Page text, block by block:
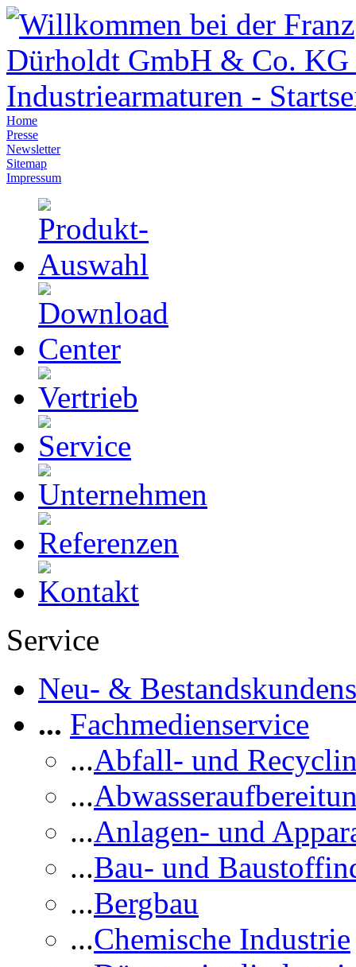
Home
Presse
Newsletter
Sitemap
Impressum
Service
Neu- &
... Fachmedienservice
...Abfall- und
...
...Anlagen- und
...Bau- und
...Bergbau
...Chemische Industrie